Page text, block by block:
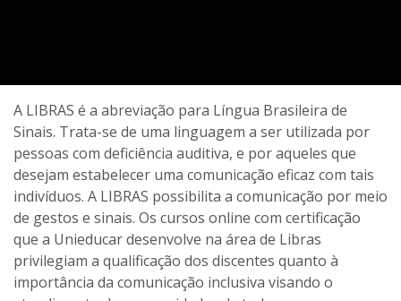
A LIBRAS é a abreviação para Língua Brasileira de
Sinais. Trata-se de uma linguagem a ser utilizada por
pessoas com deficiência auditiva, e por aqueles que
desejam estabelecer uma comunicação eficaz com tais
indivíduos. A LIBRAS possibilita a comunicação por meio
de gestos e sinais. Os cursos online com certificação
que a Unieducar desenvolve na área de Libras
privilegiam a qualificação dos discentes quanto à
importância da comunicação inclusiva visando o